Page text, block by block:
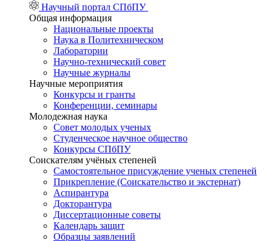
Научный портал СПбПУ
Общая информация
Национальные проекты
Наука в Политехническом
Лаборатории
Научно-технический совет
Научные журналы
Научные мероприятия
Конкурсы и гранты
Конференции, семинары
Молодежная наука
Совет молодых ученых
Студенческое научное общество
Конкурсы СПбПУ
Соискателям учёных степеней
Самостоятельное присуждение ученых степеней
Прикрепление (Соискательство и экстернат)
Аспирантура
Докторантура
Диссертационные советы
Календарь защит
Образцы заявлений